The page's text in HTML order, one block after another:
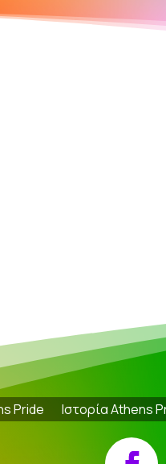
Pride Ιστορία Athens
Facebook